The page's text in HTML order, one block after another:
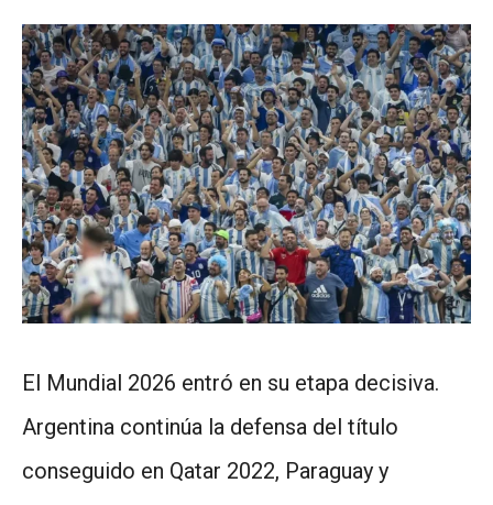
El Mundial 2026 entró en su etapa decisiva.
Argentina continúa la defensa del título
conseguido en Qatar 2022, Paraguay y